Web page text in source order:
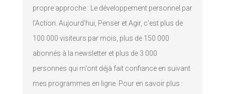
propre approche : Le développement personnel par
l’Action. Aujourd'hui, Penser et Agir, c'est plus de
100 000 visiteurs par mois, plus de 150 000
abonnés à la newsletter et plus de 3 000
personnes qui m'ont déjà fait confiance en suivant
mes programmes en ligne. Pour en savoir plus :